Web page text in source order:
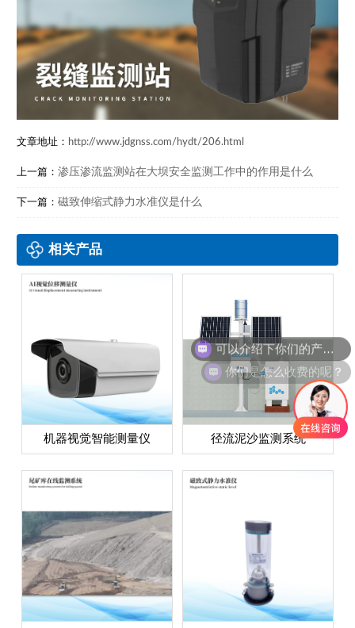
文章地址： http://www.jdgnss.com/hydt/206.html
上一篇： 渗压渗流监测站在大坝安全监测工作中的作用是什么
下一篇： 磁致伸缩式静力水准仪是什么
相关产品
机器视觉智能测量仪 径流泥沙监测系统
你们是怎么收费的呢？